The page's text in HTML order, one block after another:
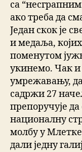
са
ако треба да
Један скок је
и медаља,
поменутом
укинемо. Чак и
умрежавању,
садржи 27
препоручује
националну
молбу у
дали једну